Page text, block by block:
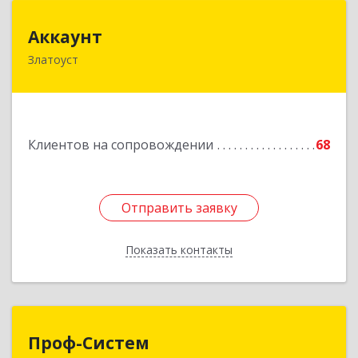
Аккаунт
Златоуст
Клиентов на сопровождении 68
Отправить заявку
Показать контакты
456200, Челябинская обл, Златоуст г, 40-летия
Отправить заявку
Назад
Проф-Систем